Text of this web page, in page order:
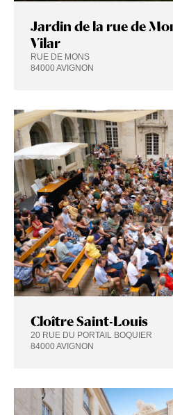
Jardin de la rue de
Vilar
RUE DE MONS
84000 AVIGNON
Cloître Saint-Louis
20 RUE DU PORTAIL BOQUIER
84000 AVIGNON